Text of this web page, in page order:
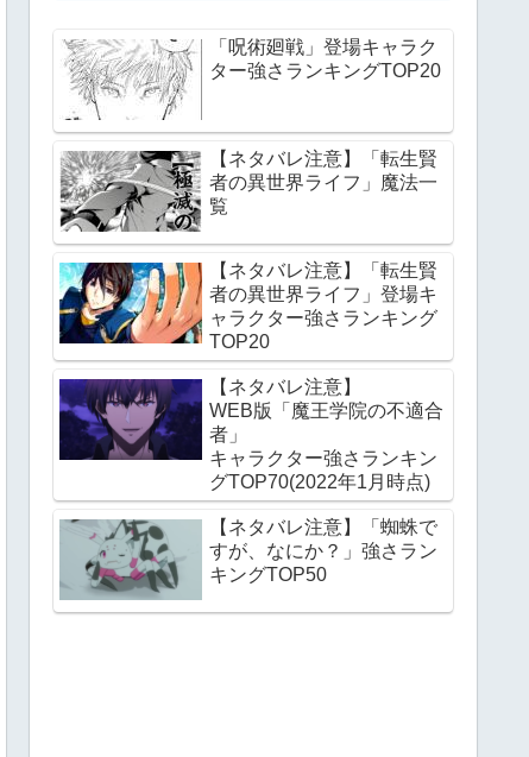
「呪術廻戦」登場キャラク
ター強さランキングTOP20
【ネタバレ注意】「転生賢
者の異世界ライフ」魔法一
覧
【ネタバレ注意】「転生賢
者の異世界ライフ」登場キ
ャラクター強さランキング
TOP20
【ネタバレ注意】
WEB版「魔王学院の不適合
者」
キャラクター強さランキン
グTOP70(2022年1月時点)
【ネタバレ注意】「蜘蛛で
すが、なにか？」強さラン
キングTOP50